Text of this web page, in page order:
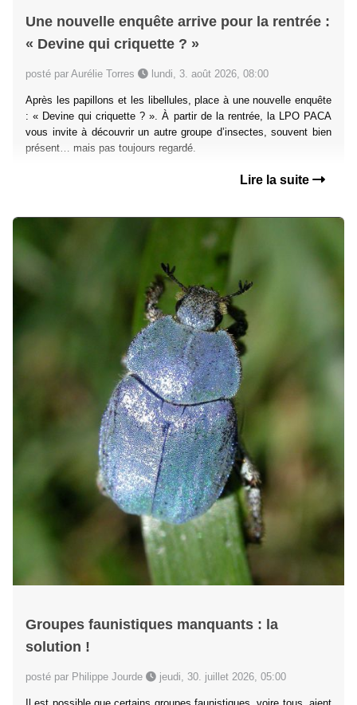
Une nouvelle enquête arrive pour la rentrée :
« Devine qui criquette ? »
posté par Aurélie Torres lundi, 3. août 2026, 08:00
Après les papillons et les libellules, place à une nouvelle enquête
: « Devine qui criquette ? ». À partir de la rentrée, la LPO PACA
vous invite à découvrir un autre groupe d’insectes, souvent bien
présent… mais pas toujours regardé.
Lire la suite
Groupes faunistiques manquants : la
solution !
posté par Philippe Jourde jeudi, 30. juillet 2026, 05:00